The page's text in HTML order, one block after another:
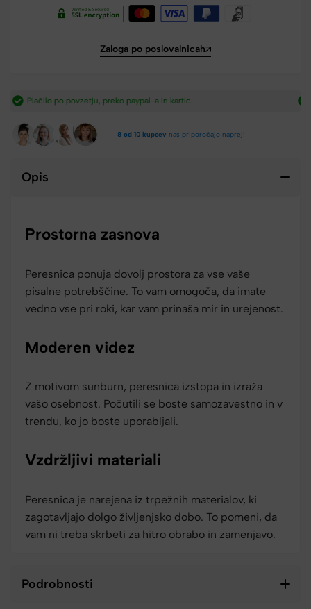
Zaloga po poslovalnicah
Hitra dostava iz Slovenije v 2-4 dneh.​
8 od 10 kupcev nas priporočajo naprej!
Opis
Prostorna zasnova
Peresnica ponuja dovolj prostora za vse vaše
pisalne potrebščine. To vam omogoča, da imate
vedno vse pri roki, kar vam prinaša mir in urejenost.
Moderen videz
Z motivom sunburn, peresnica izstopa in izraža
vašo osebnost. Počutili se boste samozavestno in v
trendu, ko jo boste uporabljali.
Vzdržljivi materiali
Peresnica je narejena iz trpežnih materialov, ki
zagotavljajo dolgo življenjsko dobo. To pomeni, da
vam ni treba skrbeti za hitro obrabo in zamenjavo.
Podrobnosti